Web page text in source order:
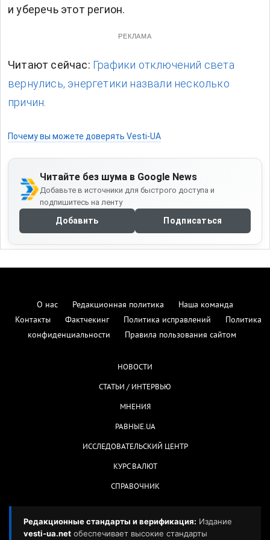
и уберечь этот регион.
РЕКЛАМА
Читают сейчас: Графики отключений света
вернулись, энергетики назвали несколько
причин.
Почему вы можете доверять Vesti-UA
Читайте без шума в Google News
Добавьте в источники для быстрого доступа и
подпишитесь на ленту
Добавить Подписаться
О нас Редакционная политика
Наша команда
Контакты
Фактчекинг Политика исправлений
Политика
конфиденциальности
Правила пользования сайтом
НОВОСТИ
СТАТЬИ / ИНТЕРВЬЮ
МНЕНИЯ
РАВНЫЕ.UA
ИССЛЕДОВАТЕЛЬСКИЙ ЦЕНТР
КУРС ВАЛЮТ
СПРАВОЧНИК
Редакционные стандарты и верификация: Издание
vesti-ua.net обеспечивает высокие стандарты